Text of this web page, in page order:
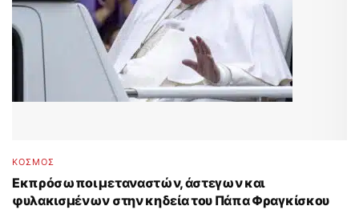
ΚΟΣΜΟΣ
Εκπρόσωποι μεταναστών, άστεγων και
φυλακισμένων στην κηδεία του Πάπα Φραγκίσκου